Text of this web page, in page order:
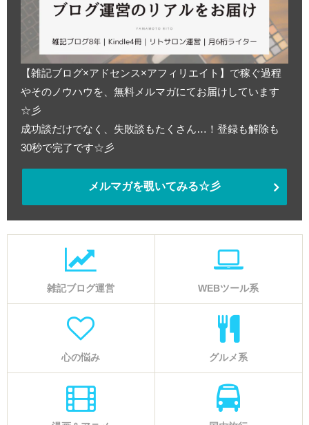
【雑記ブログ×アドセンス×アフィリエイト】で稼ぐ過程
やそのノウハウを、無料メルマガにてお届けしています
☆彡
成功談だけでなく、失敗談もたくさん…！登録も解除も
30秒で完了です☆彡
メルマガを覗いてみる☆彡
雑記ブログ運営 WEBツール系
心の悩み グルメ系